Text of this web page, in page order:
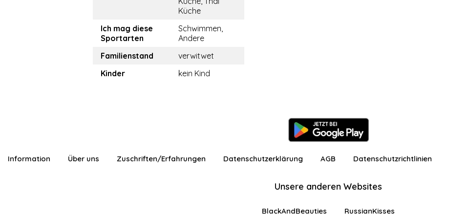
Küche
Ich mag diese
Sportarten
Schwimmen,
Andere
Familienstand
verwitwet
Kinder
kein Kind
Information Über uns Zuschriften/Erfahrungen Datenschutzerklärung AGB Datenschutzrichtlinien
Unsere anderen Websites
BlackAndBeauties RussianKisses